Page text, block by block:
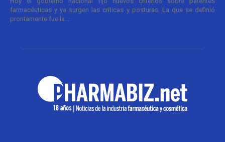
farmacéuticas y ya surgen las críticas y posturas. La que se definió
prontamente fue la...